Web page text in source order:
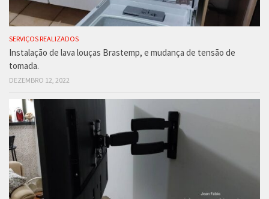
SERVIÇOS REALIZADOS
Instalação de lava louças Brastemp, e mudança de tensão de
tomada.
DEZEMBRO 12, 2022